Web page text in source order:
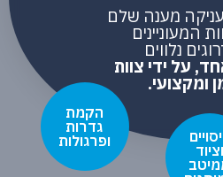
מענה שלם
נלווים
ידי צוות
הקמת
גדרות
ופרגולות